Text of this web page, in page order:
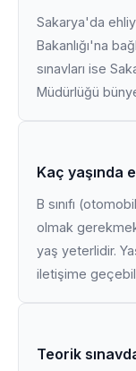
Sakarya'da
Bakanlığı'na
sınavları ise
Müdürlüğü
Kaç yaşında
B sınıfı
olmak
yaş yeterlidir.
iletişime
Teorik